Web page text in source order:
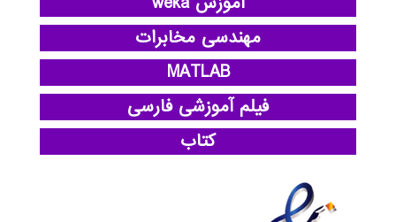
مهندسی مخابرات
MATLAB
فیلم آموزشی فارسی
کتاب